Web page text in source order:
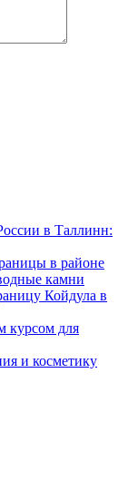
в Таллинн:
в районе
камни
Койдула в
курсом для
и косметику